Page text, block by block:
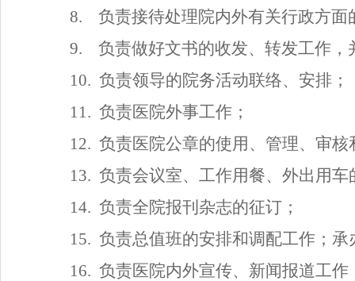
8.
负责接待处理院内外有关行政方
9.
负责做好文书的收发、转发工作
10. 负责领导的院务活动联络、安排；
11. 负责医院外事工作；
12. 负责医院公章的使用、管理、审
13. 负责会议室、工作用餐、外出用车
14. 负责全院报刊杂志的征订；
15. 负责总值班的安排和调配工作；
16. 负责医院内外宣传、新闻报道工作